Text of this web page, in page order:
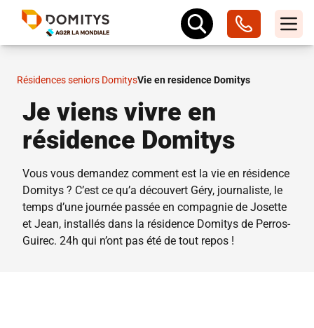
Résidences seniors DomitysVie en residence Domitys
Je viens vivre en
résidence Domitys
Vous vous demandez comment est la vie en résidence
Domitys ? C’est ce qu’a découvert Géry, journaliste, le
temps d’une journée passée en compagnie de Josette
et Jean, installés dans la résidence Domitys de Perros-
Guirec. 24h qui n’ont pas été de tout repos !